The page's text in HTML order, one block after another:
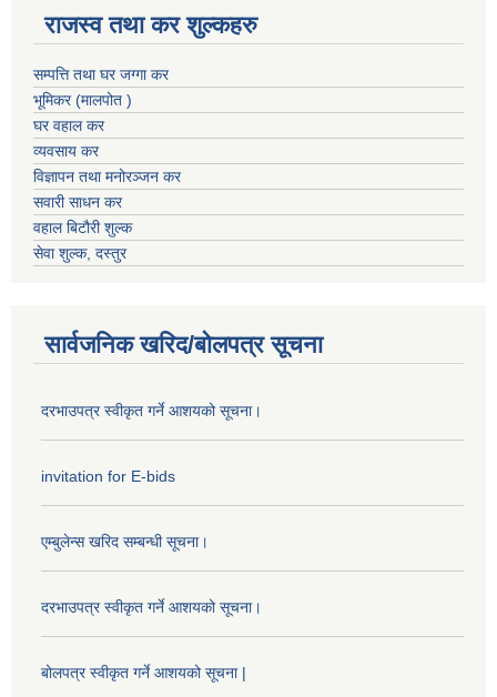
राजस्व तथा कर शुल्कहरु
सम्पत्ति तथा घर जग्गा कर
भूमिकर (मालपोत )
घर वहाल कर
व्यवसाय कर
विज्ञापन तथा मनोरञ्जन कर
सवारी साधन कर
वहाल बिटौरी शुल्क
सेवा शुल्क, दस्तुर
सार्वजनिक खरिद/बोलपत्र सूचना
दरभाउपत्र स्वीकृत गर्ने आशयको सूचना।
invitation for E-bids
एम्बुलेन्स खरिद सम्बन्धी सूचना।
दरभाउपत्र स्वीकृत गर्ने आशयको सूचना।
बोलपत्र स्वीकृत गर्ने आशयको सूचना |